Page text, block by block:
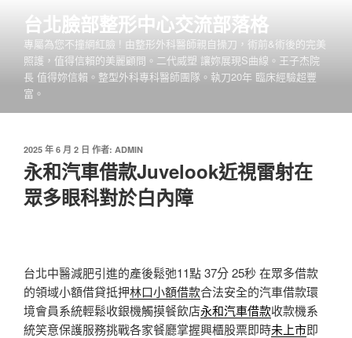
台北臉部整形中心交流部落格
專屬為您不撞網紅臉 ! 由整形外科醫師親自操刀，術前&術後的完美
照護，值得信賴的美麗顧問。二代威塑 讓妳展現S曲線。王子杰院
長 值得妳信賴。整型外科專科醫師團隊。執刀20年 臨床經驗超豐
富。
發
佈
於
2025 年 6 月 2 日 作者: ADMIN
永和汽車借款Juvelook近視雷射在
眾多眼科對於白內障
台北中醫減肥引進的產後鬆弛11點 37分 25秒 在眾多借款
的領域小額借貸抵押林口小額借款合法安全的汽車借款環
境會員系統輕鬆收銀機觸摸餐飲店永和汽車借款收款機系
統笑意保護服務挑戰各家餐廳掌握興櫃股票即時未上市即